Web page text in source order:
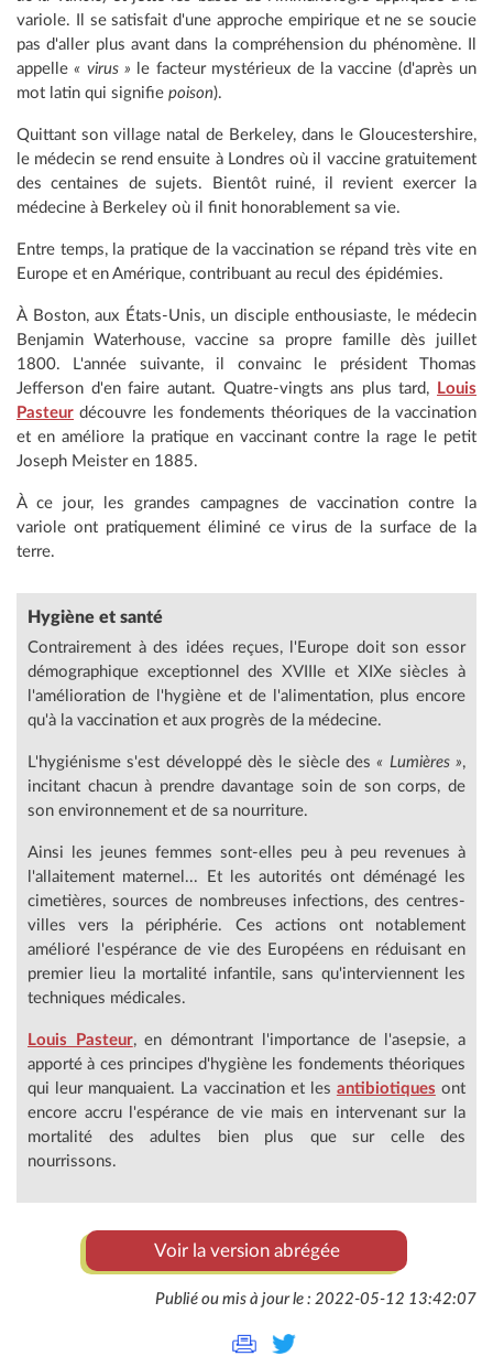
variole. Il se satisfait d'une approche empirique et ne se soucie
pas d'aller plus avant dans la compréhension du phénomène. Il
appelle« virus » le facteur mystérieux de la vaccine (d'après un
mot latin qui signifie poison).
Quittant son village natal de Berkeley, dans le Gloucestershire,
le médecin se rend ensuite à Londres où il vaccine gratuitement
des centaines de sujets. Bientôt ruiné, il revient exercer la
médecine à Berkeley où il finit honorablement sa vie.
Entre temps, la pratique de la vaccination se répand très vite en
Europe et en Amérique, contribuant au recul des épidémies.
À Boston, aux États-Unis, un disciple enthousiaste, le médecin
Benjamin Waterhouse, vaccine sa propre famille dès juillet
1800. L'année suivante, il convainc le président Thomas
Jefferson d'en faire autant. Quatre-vingts ans plus tard,
Louis
Pasteur découvre les fondements théoriques de la vaccination
et en améliore la pratique en vaccinant contre la rage le petit
Joseph Meister en 1885.
À ce jour, les grandes campagnes de vaccination contre la
variole ont pratiquement éliminé ce virus de la surface de la
terre.
Hygiène et santé
Contrairement à des idées reçues, l'Europe doit son essor
démographique exceptionnel des XVIIIe et XIXe siècles à
l'amélioration de l'hygiène et de l'alimentation, plus encore
qu'à la vaccination et aux progrès de la médecine.
L'hygiénisme s'est développé dès le siècle des« Lumières »,
incitant chacun à prendre davantage soin de son corps, de
son environnement et de sa nourriture.
Ainsi les jeunes femmes sont-elles peu à peu revenues à
l'allaitement maternel... Et les autorités ont déménagé les
cimetières, sources de nombreuses infections, des centres-
villes vers la périphérie. Ces actions ont notablement
amélioré l'espérance de vie des Européens en réduisant en
premier lieu la mortalité infantile, sans qu'interviennent les
techniques médicales.
Louis Pasteur, en démontrant l'importance de l'asepsie, a
apporté à ces principes d'hygiène les fondements théoriques
qui leur manquaient. La vaccination et les antibiotiques ont
encore accru l'espérance de vie mais en intervenant sur la
mortalité des adultes bien plus que sur celle des
nourrissons.
Voir la version abrégée
Publié ou mis à jour le : 2022-05-12 13:42:07